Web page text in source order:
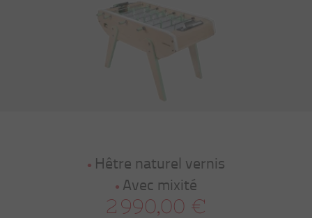
Hêtre naturel vernis
Avec mixité
2 990,00 €